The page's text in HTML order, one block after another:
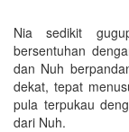
Nia sedikit
bersentuhan
dan Nuh
dekat, tepat
pula terpukau
dari Nuh.